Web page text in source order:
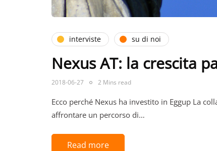
interviste su di noi
Nexus AT: la crescita
2018-06-27 2 Mins read
Ecco perché Nexus ha investito in Eggup La
affrontare un percorso di…
Read more